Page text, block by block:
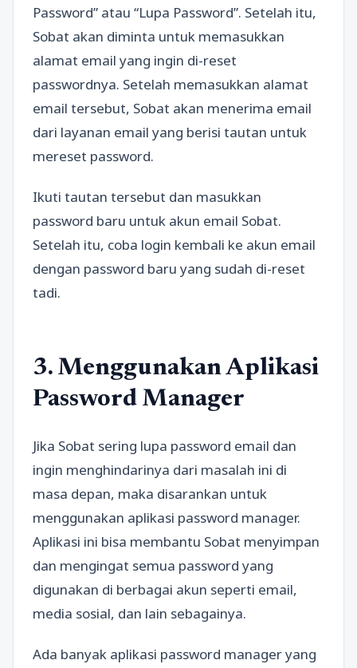
Password” atau “Lupa Password”. Setelah itu,
Sobat akan diminta untuk memasukkan
alamat email yang ingin di-reset
passwordnya. Setelah memasukkan alamat
email tersebut, Sobat akan menerima email
dari layanan email yang berisi tautan untuk
mereset password.
Ikuti tautan tersebut dan masukkan
password baru untuk akun email Sobat.
Setelah itu, coba login kembali ke akun email
dengan password baru yang sudah di-reset
tadi.
3. Menggunakan Aplikasi
Password Manager
Jika Sobat sering lupa password email dan
ingin menghindarinya dari masalah ini di
masa depan, maka disarankan untuk
menggunakan aplikasi password manager.
Aplikasi ini bisa membantu Sobat menyimpan
dan mengingat semua password yang
digunakan di berbagai akun seperti email,
media sosial, dan lain sebagainya.
Ada banyak aplikasi password manager yang